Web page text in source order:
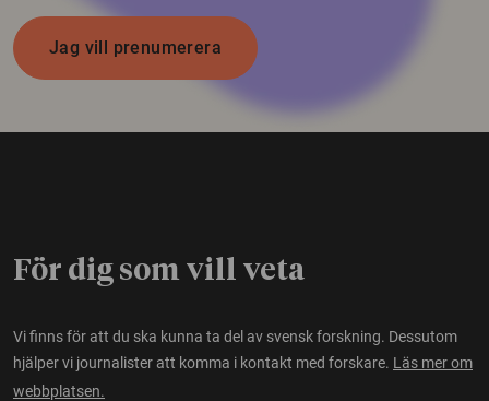
Jag vill prenumerera
För dig som vill veta
Vi finns för att du ska kunna ta del av svensk forskning. Dessutom
hjälper vi journalister att komma i kontakt med forskare. Läs mer om
webbplatsen.